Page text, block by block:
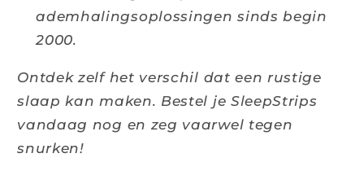
ademhalingsoplossingen sinds begin
2000.
Ontdek zelf het verschil dat een rustige
slaap kan maken. Bestel je SleepStrips
vandaag nog en zeg vaarwel tegen
snurken!